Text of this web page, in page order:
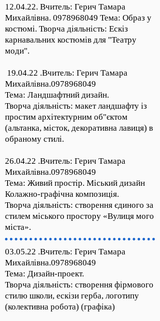
12.04.22. Вчитель: Герич Тамара
Михайлівна. 0978968049 Тема: Образ у
костюмі. Творча діяльність: Ескіз
карнавальних костюмів для "Театру
моди".
19.04.22 .Вчитель: Герич Тамара
Михайлівна.0978968049
Тема: Ландшафтний дизайн.
Творча діяльність: макет ландшафту із
простим архітектурним об"єктом
(альтанка, місток, декоративна лавиця) в
обраному стилі.
26.04.22 .Вчитель: Герич Тамара
Михайлівна.0978968049
Тема: Живий простір. Міський дизайн
Колажно-графічна композиція.
Творча діяльність: створення єдиного за
стилем міського простору «Вулиця мого
міста».
03.05.22 .Вчитель: Герич Тамара
Михайлівна.0978968049
Тема: Дизайн-проект.
Творча діяльність: створення фірмового
стилю школи, ескізи герба, логотипу
(колективна робота) (графіка)